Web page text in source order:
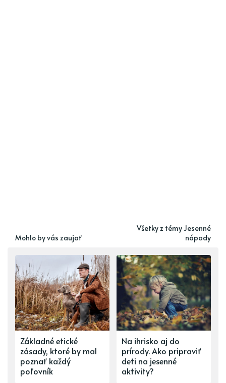
Mohlo by vás zaujať
Všetky z témy Jesenné
nápady
Základné etické
zásady, ktoré by mal
poznať každý
poľovník
Na ihrisko aj do
prírody. Ako pripraviť
deti na jesenné
aktivity?